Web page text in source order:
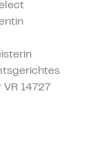
14727